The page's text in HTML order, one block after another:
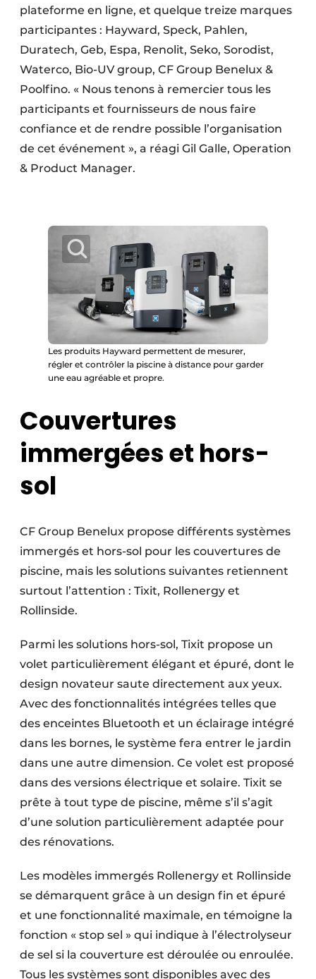
plateforme en ligne, et quelque treize marques
participantes : Hayward, Speck, Pahlen,
Duratech, Geb, Espa, Renolit, Seko, Sorodist,
Waterco, Bio-UV group, CF Group Benelux &
Poolfino. « Nous tenons à remercier tous les
participants et fournisseurs de nous faire
confiance et de rendre possible l’organisation
de cet événement », a réagi Gil Galle, Operation
& Product Manager.
Les produits Hayward permettent de mesurer,
régler et contrôler la piscine à distance pour garder
une eau agréable et propre.
Couvertures
immergées et hors-
sol
CF Group Benelux propose différents systèmes
immergés et hors-sol pour les couvertures de
piscine, mais les solutions suivantes retiennent
surtout l’attention : Tixit, Rollenergy et
Rollinside.
Parmi les solutions hors-sol, Tixit propose un
volet particulièrement élégant et épuré, dont le
design novateur saute directement aux yeux.
Avec des fonctionnalités intégrées telles que
des enceintes Bluetooth et un éclairage intégré
dans les bornes, le système fera entrer le jardin
dans une autre dimension. Ce volet est proposé
dans des versions électrique et solaire. Tixit se
prête à tout type de piscine, même s’il s’agit
d’une solution particulièrement adaptée pour
des rénovations.
Les modèles immergés Rollenergy et Rollinside
se démarquent grâce à un design fin et épuré
et une fonctionnalité maximale, en témoigne la
fonction « stop sel » qui indique à l’électrolyseur
de sel si la couverture est déroulée ou enroulée.
Tous les systèmes sont disponibles avec des